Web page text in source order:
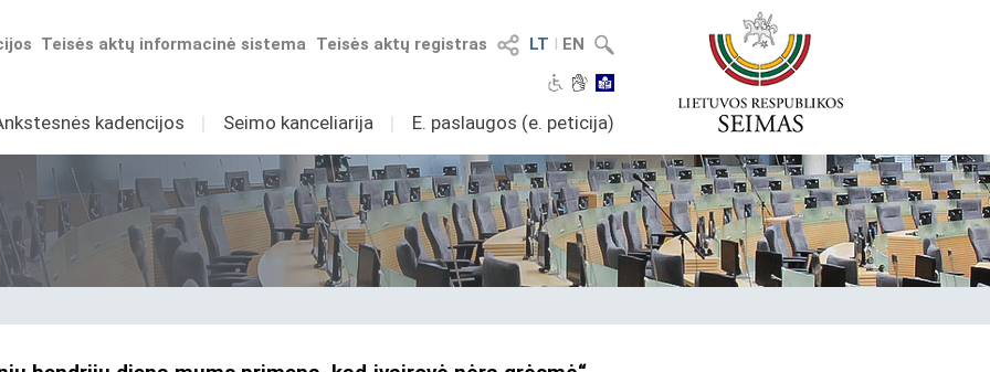
LT I EN
Teisės aktų registras
Teisės aktų informacinė sistema
kadencijos I Seimo kanceliarija I E. paslaugos (e. peticija)